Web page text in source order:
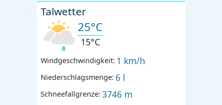
Talwetter
25°C
15°C
Windgeschwindigkeit: 1 km/h
Niederschlagsmenge: 6 l
Schneefallgrenze: 3746 m